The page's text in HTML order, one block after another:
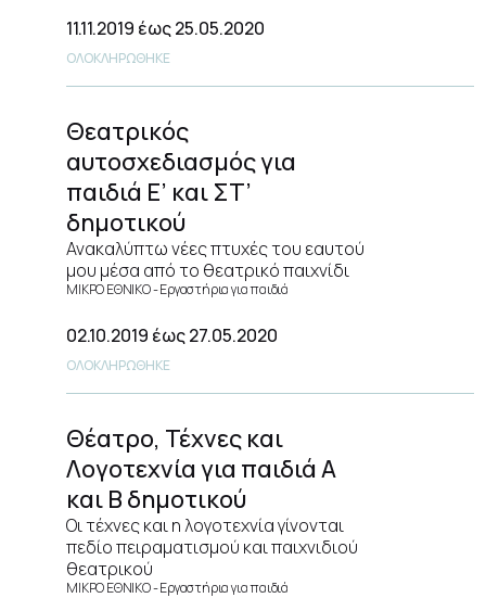
11.11.2019 έως 25.05.2020
ΟΛΟΚΛΗΡΩΘΗΚΕ
02.10.2019 έως 27.05.2020
ΟΛΟΚΛΗΡΩΘΗΚΕ
Θεατρικός
αυτοσχεδιασμός για
παιδιά Ε’ και ΣΤ’
δημοτικού
Ανακαλύπτω νέες πτυχές του εαυτού
μου μέσα από το θεατρικό παιχνίδι
ΜΙΚΡΟ ΕΘΝΙΚΟ Εργαστήρια για παιδιά
Θέατρο, Τέχνες και
Λογοτεχνία για παιδιά Α
και Β δημοτικού
Οι τέχνες και η λογοτεχνία γίνονται
πεδίο πειραματισμού και παιχνιδιού
θεατρικού
ΜΙΚΡΟ ΕΘΝΙΚΟ Εργαστήρια για παιδιά